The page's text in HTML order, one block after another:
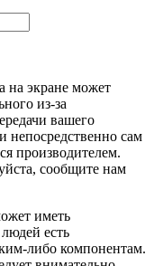
на экране может
из-за
вашего
непосредственно сам
производителем.
сообщите нам
иметь
есть
либо компонентам.